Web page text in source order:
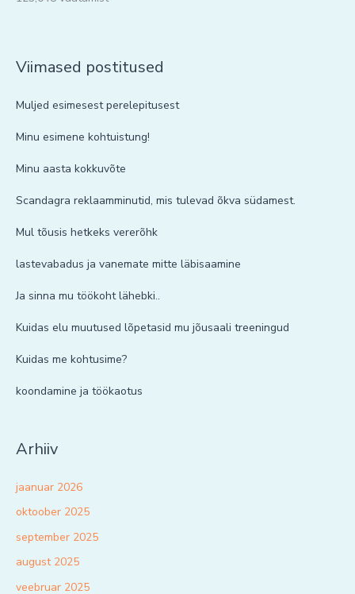
Viimased postitused
Muljed esimesest perelepitusest
Minu esimene kohtuistung!
Minu aasta kokkuvõte
Scandagra reklaamminutid, mis tulevad õkva südamest.
Mul tõusis hetkeks vererõhk
lastevabadus ja vanemate mitte läbisaamine
Ja sinna mu töökoht lähebki..
Kuidas elu muutused lõpetasid mu jõusaali treeningud
Kuidas me kohtusime?
koondamine ja töökaotus
Arhiiv
jaanuar 2026
oktoober 2025
september 2025
august 2025
veebruar 2025